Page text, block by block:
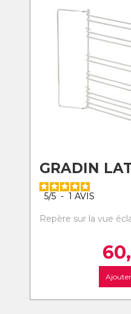
GRADIN
5/5 - 1 AVIS
Repère sur la vue